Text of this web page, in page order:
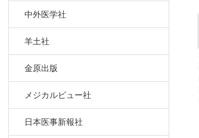
中外医学社
羊土社
金原出版
メジカルビュー社
日本医事新報社